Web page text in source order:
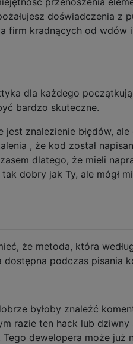
doświadczenia z
firm kradnących od wdów
dla każdego
bardzo skuteczne.
znalezienie błędów,
, że kod został
dlatego, że mieli
dobry jak Ty, ale mógł
że metoda, która
dostępna podczas pisania
byłoby znaleźć
razie ten hack lub
dewelopera może już